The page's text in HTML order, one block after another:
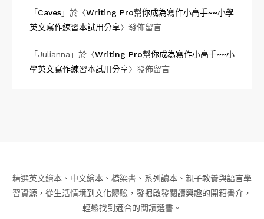
「 Caves」於〈Writing Pro幫你成為寫作小高手~~小學
英文寫作練習本試用分享〉發佈留言
「 Julianna 」於〈Writing Pro幫你成為寫作小高手~~小
學英文寫作練習本試用分享〉發佈留言
精選英文繪本、中文繪本、橋梁書、系列讀本、親子教養與語言學
習資源，從生活情境到文化體驗，發掘啟發閱讀興趣的開箱書介，
輕鬆找到適合的閱讀選書。